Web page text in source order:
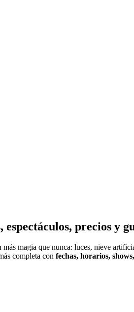
precios y
más magia que nunca: luces, nieve
completa con fechas, horarios,